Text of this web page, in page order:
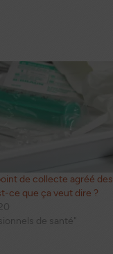
de collecte agréé des
ce que ça veut dire ?
de santé"